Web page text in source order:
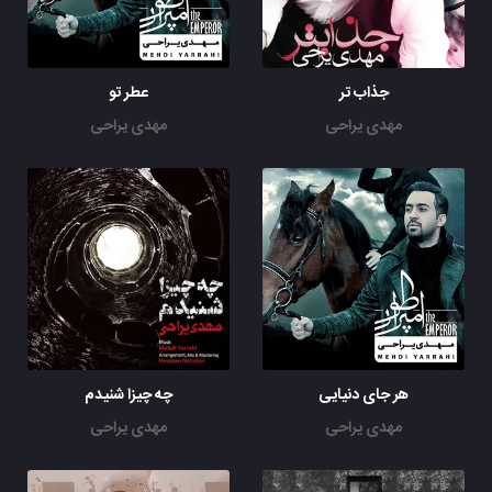
که این وطن وطن شود
جذاب تر
مهدی یراحی
عطر تو
مهدی یراحی
هر جای دنیایی
مهدی یراحی
چه چیزا شنیدم
مهدی یراحی